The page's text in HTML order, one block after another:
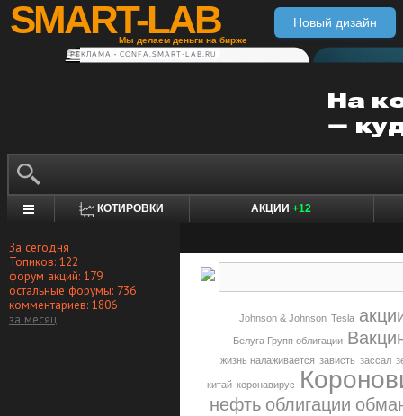
SMART-LAB
Мы делаем деньги на бирже
Новый дизайн
РЕКЛАМА • CONFA.SMART-LAB.RU
КОТИРОВКИ АКЦИИ +12
За сегодня
Топиков: 122
форум акций: 179
остальные форумы: 736
комментариев: 1806
за месяц
Johnson & Johnson Tesla
Белуга Групп облигации
жизнь налаживается зависть зассал
китай коронавирус
нефть облигации